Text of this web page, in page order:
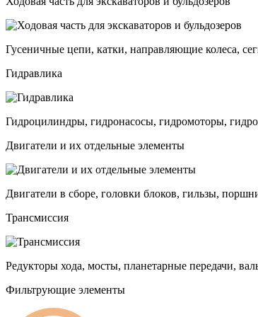
Гусеничные цепи, катки, направляющие колеса,
Гидравлика
Гидроцилиндры, гидронасосы, гидромоторы,
Двигатели и их отдельные элементы
Двигатели в сборе, головки блоков, гильзы,
Трансмиссия
Редукторы хода, мосты, планетарные передачи,
Фильтрующие элементы